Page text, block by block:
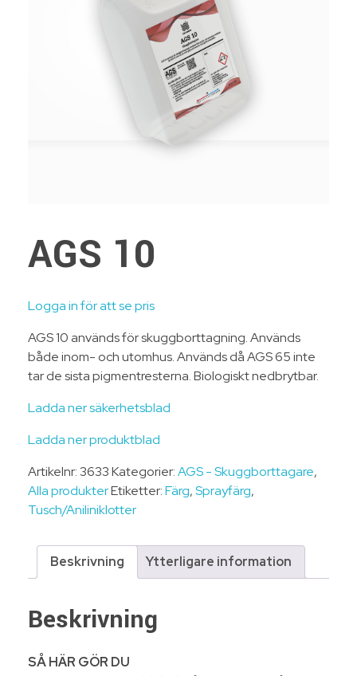
AGS 10
Logga in för att se pris
AGS 10 används för skuggborttagning. Används
både inom- och utomhus. Används då AGS 65 inte
tar de sista pigmentresterna. Biologiskt nedbrytbar.
Ladda ner säkerhetsblad
Ladda ner produktblad
Artikelnr:3633Kategorier:AGS - Skuggborttagare,
Alla produkterEtiketter:Färg,Sprayfärg,
Tusch/Aniliniklotter
Beskrivning Ytterligare information
Beskrivning
SÅ HÄR GÖR DU